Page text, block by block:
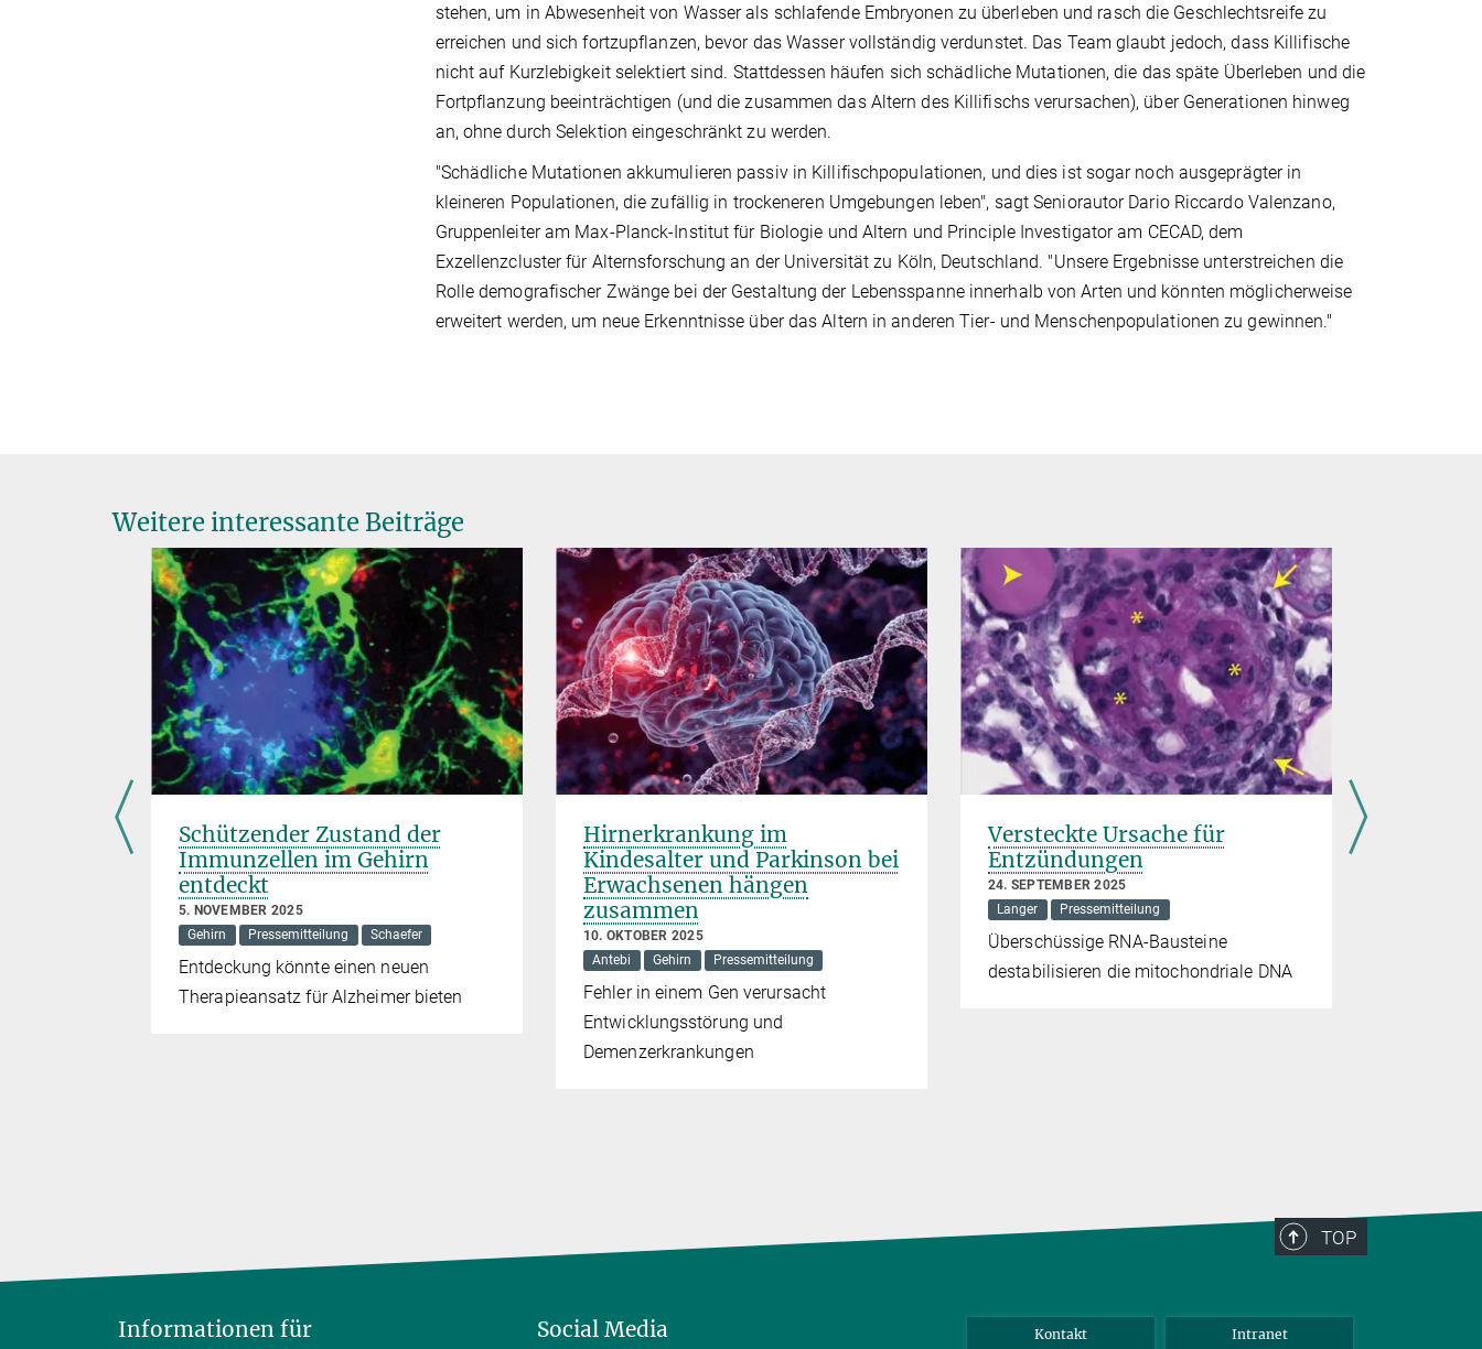
stehen, um in Abwesenheit von Wasser als schlafende Embryonen zu überleben und rasch die Geschlechtsreife zu
erreichen und sich fortzupflanzen, bevor das Wasser vollständig verdunstet. Das Team glaubt jedoch, dass Killifische
nicht auf Kurzlebigkeit selektiert sind. Stattdessen häufen sich schädliche Mutationen, die das späte Überleben und die
Fortpflanzung beeinträchtigen (und die zusammen das Altern des Killifischs verursachen), über Generationen hinweg
an, ohne durch Selektion eingeschränkt zu werden.
"Schädliche Mutationen akkumulieren passiv in Killifischpopulationen, und dies ist sogar noch ausgeprägter in
kleineren Populationen, die zufällig in trockeneren Umgebungen leben", sagt Seniorautor Dario Riccardo Valenzano,
Gruppenleiter am Max-Planck-Institut für Biologie und Altern und Principle Investigator am CECAD, dem
Exzellenzcluster für Alternsforschung an der Universität zu Köln, Deutschland. "Unsere Ergebnisse unterstreichen die
Rolle demografischer Zwänge bei der Gestaltung der Lebensspanne innerhalb von Arten und könnten möglicherweise
erweitert werden, um neue Erkenntnisse über das Altern in anderen Tier- und Menschenpopulationen zu gewinnen."
Weitere interessante Beiträge
Schützender Zustand der
Immunzellen im Gehirn
entdeckt
5. NOVEMBER 2025
Gehirn
Pressemitteilung Schaefer
Entdeckung könnte einen neuen
Therapieansatz für Alzheimer bieten
Hirnerkrankung im
Kindesalter und Parkinson bei
Erwachsenen hängen
zusammen
10. OKTOBER 2025
Antebi
Gehirn Pressemitteilung
Fehler in einem Gen verursacht
Entwicklungsstörung und
Demenzerkrankungen
Versteckte Ursache für
Entzündungen
24. SEPTEMBER 2025
Langer
Pressemitteilung
Überschüssige RNA-Bausteine
destabilisieren die mitochondriale DNA
TOP
Informationen für Social Media Kontakt Intranet